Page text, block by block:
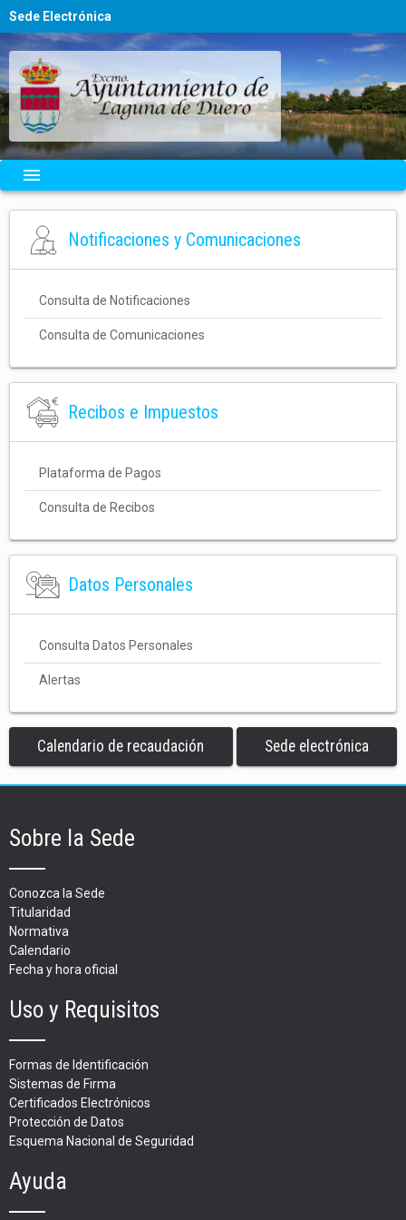
Sede Electrónica
menu
Notificaciones y Comunicaciones
Consulta de Notificaciones
Consulta de Comunicaciones
Recibos e Impuestos
Plataforma de Pagos
Consulta de Recibos
Datos Personales
Consulta Datos Personales
Alertas
Calendario de recaudación Sede electrónica
Sobre la Sede
Conozca la Sede
Titularidad
Normativa
Calendario
Fecha y hora oficial
Uso y Requisitos
Formas de Identificación
Sistemas de Firma
Certificados Electrónicos
Protección de Datos
Esquema Nacional de Seguridad
Ayuda